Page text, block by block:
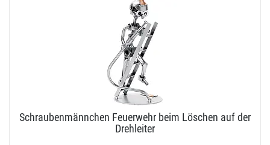
Schraubenmännchen Feuerwehr beim Löschen auf der
Drehleiter